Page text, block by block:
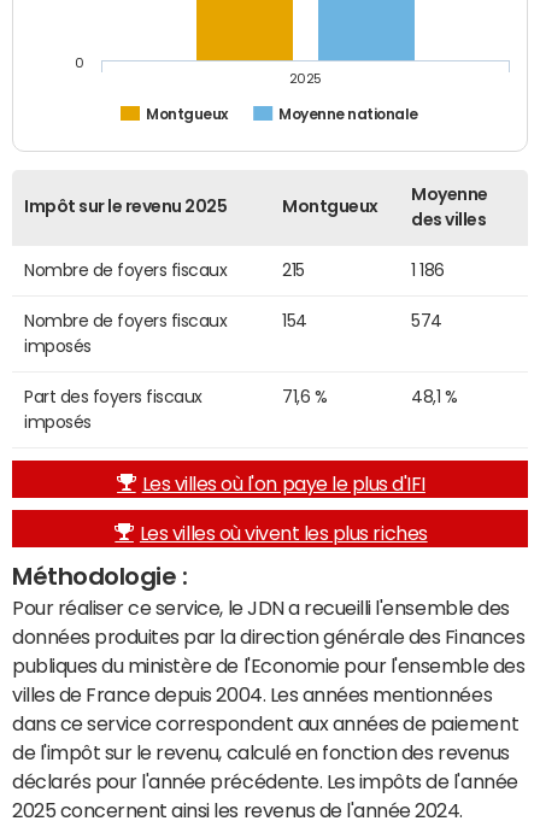
Montgueux Moyenne nationale
2025
0
Impôt sur le revenu 2025 Montgueux
Moyenne
des villes
Nombre de foyers fiscaux 215 1 186
Nombre de foyers fiscaux
imposés
154 574
Part des foyers fiscaux
imposés
71,6 % 48,1 %
Les villes où l'on paye le plus d'IFI
Les villes où vivent les plus riches
Méthodologie :
Pour réaliser ce service, le JDN a recueilli l'ensemble des
données produites par la direction générale des Finances
publiques du ministère de l'Economie pour l'ensemble des
villes de France depuis 2004. Les années mentionnées
dans ce service correspondent aux années de paiement
de l'impôt sur le revenu, calculé en fonction des revenus
déclarés pour l'année précédente. Les impôts de l'année
2025 concernent ainsi les revenus de l'année 2024.